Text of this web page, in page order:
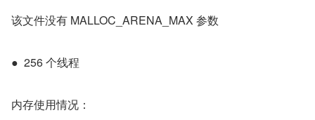
该文件没有 MALLOC_ARENA_MAX 参数
●  256 个线程
内存使用情况：